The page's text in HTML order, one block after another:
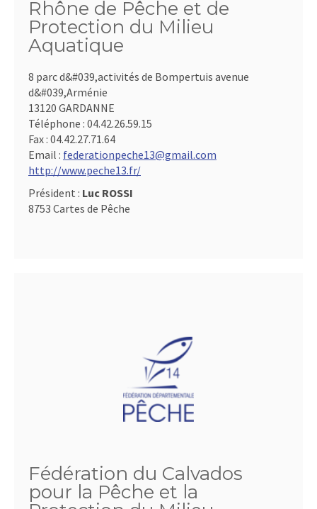
Rhône de Pêche et de
Protection du Milieu
Aquatique
8 parc d&#039,activités de Bompertuis avenue
d&#039,Arménie
13120 GARDANNE
Téléphone : 04.42.26.59.15
Fax : 04.42.27.71.64
Email : federationpeche13@gmail.com
http://www.peche13.fr/
Président : Luc ROSSI
8753 Cartes de Pêche
Fédération du Calvados
pour la Pêche et la